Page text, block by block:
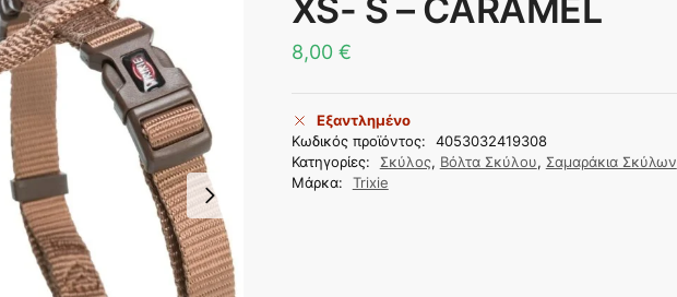
8,00 €
Εξαντλημένο
Κωδικός προϊόντος:
4053032419308
Κατηγορίες:
Σκύλος, Βόλτα Σκύλου, Σαμαράκια Σκύλων
Μάρκα:
Trixie